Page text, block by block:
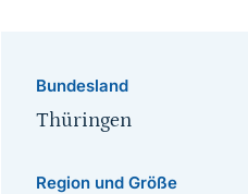
Bundesland
Thüringen
Region und Größe